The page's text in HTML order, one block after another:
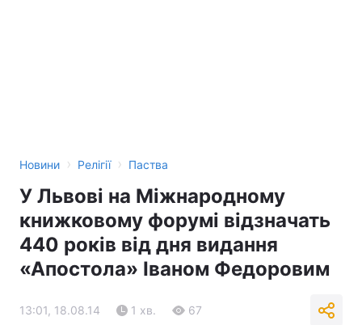
Новини › Релігії › Паства
У Львові на Міжнародному
книжковому форумі відзначать
440 років від дня видання
«Апостола» Іваном Федоровим
13:01, 18.08.14 1 хв. 67